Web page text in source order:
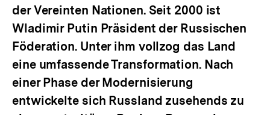
der Vereinten Nationen. Seit 2000 ist
Wladimir Putin Präsident der Russischen
Föderation. Unter ihm vollzog das Land
eine umfassende Transformation. Nach
einer Phase der Modernisierung
entwickelte sich Russland zusehends zu